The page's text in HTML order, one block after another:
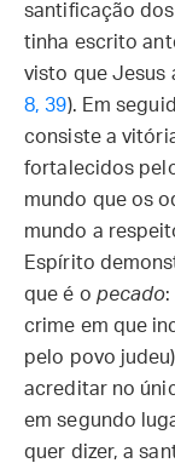
santificação
tinha escrito
visto que Jesus
8, 39). Em
consiste a
fortalecidos
mundo que os
mundo a
Espírito
que é o pecado:
crime em que
pelo povo
acreditar no
em segundo
quer dizer, a